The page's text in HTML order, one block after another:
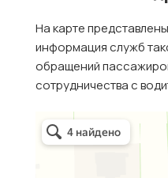
На карте
информация служб
обращений
сотрудничества с